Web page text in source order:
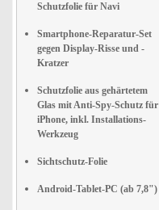
Schutzfolie für Navi
Smartphone-Reparatur-Set
gegen Display-Risse und -
Kratzer
Schutzfolie aus gehärtetem
Glas mit Anti-Spy-Schutz für
iPhone, inkl. Installations-
Werkzeug
Sichtschutz-Folie
Android-Tablet-PC (ab 7,8")